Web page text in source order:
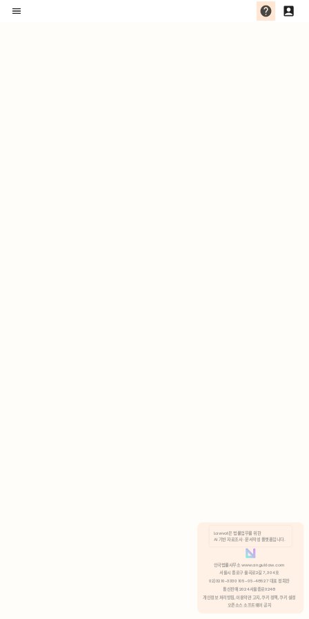
분석 쿠키 허용
Lawvot은 법률업무를 위한
AI 기반 자료조사 · 문서작성 플랫폼입니다.
안국법률사무소 www.anguklaw.com
서울시 종로구 율곡로2길 7, 304호
02)3210-3330 105-05-48527 대표 정희찬
통신판매 2024서울종로0248
개인정보 처리방침, 이용약관 고지, 쿠키 정책, 쿠키 설정
오픈소스 소프트웨어 공지